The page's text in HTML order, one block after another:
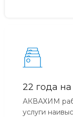
22 года
АКВАХИМ
услуги